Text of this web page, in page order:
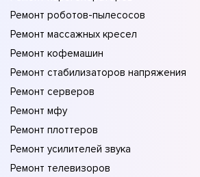
Ремонт роботов-пылесосов
Ремонт массажных кресел
Ремонт кофемашин
Ремонт стабилизаторов напряжения
Ремонт серверов
Ремонт мфу
Ремонт плоттеров
Ремонт усилителей звука
Ремонт телевизоров